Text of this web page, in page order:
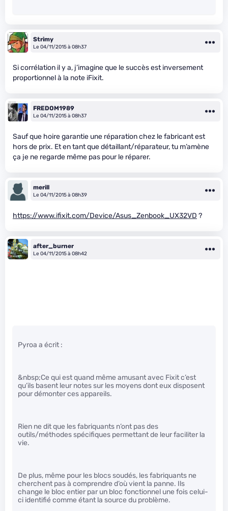
Strimy
Le 04/11/2015 à 08h37
Si corrélation il y a, j’imagine que le succès est inversement
proportionnel à la note iFixit.
FREDOM1989
Le 04/11/2015 à 08h37
Sauf que hoire garantie une réparation chez le fabricant est
hors de prix. Et en tant que détaillant/réparateur, tu m’amène
ça je ne regarde même pas pour le réparer.
merill
Le 04/11/2015 à 08h39
https://www.ifixit.com/Device/Asus_Zenbook_UX32VD ?
after_burner
Le 04/11/2015 à 08h42
Pyroa a écrit :
&nbsp;Ce qui est quand même amusant avec Fixit c’est
qu’ils basent leur notes sur les moyens dont eux disposent
pour démonter ces appareils.
Rien ne dit que les fabriquants n’ont pas des
outils/méthodes spécifiques permettant de leur faciliter la
vie.
De plus, même pour les blocs soudés, les fabriquants ne
cherchent pas à comprendre d’où vient la panne. Ils
change le bloc entier par un bloc fonctionnel une fois celui-
ci identifié comme étant la source du problème.